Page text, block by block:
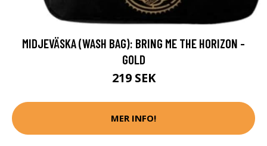
MIDJEVÄSKA (WASH BAG): BRING ME THE HORIZON -
GOLD
219 SEK
MER INFO!